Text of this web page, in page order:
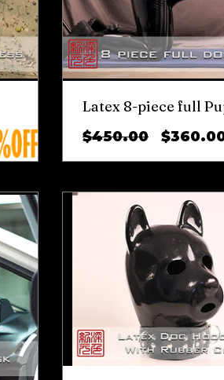
Latex 8-piece full
$450.00
ราคา